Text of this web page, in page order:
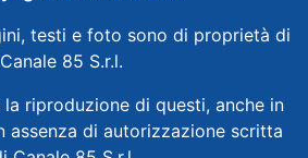
testi e foto sono di proprietà di
Canale 85 S.r.l.
la riproduzione di questi, anche in
assenza di autorizzazione scritta